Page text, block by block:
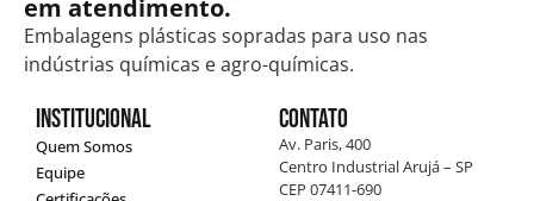
em atendimento.
Embalagens plásticas sopradas para uso nas
indústrias químicas e agro-químicas.
Institucional
Quem Somos
Equipe
Contato
Av. Paris, 400
Centro Industrial Arujá – SP
CEP 07411-690